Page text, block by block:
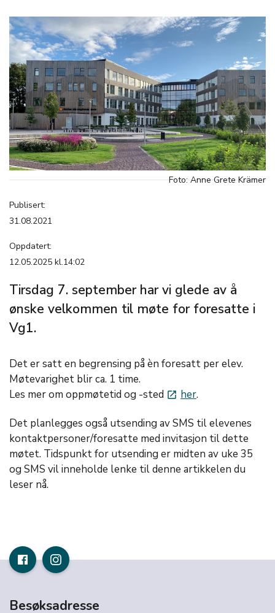
Foto: Anne Grete Krämer
Publisert:
31.08.2021
Oppdatert:
12.05.2025 kl.14:02
Tirsdag 7. september har vi glede av å
ønske velkommen til møte for foresatte i
Vg1.
Det er satt en begrensing på èn foresatt per elev.
Møtevarighet blir ca. 1 time.
Les mer om oppmøtetid og -sted launch her.
Det planlegges også utsending av SMS til elevenes
kontaktpersoner/foresatte med invitasjon til dette
møtet. Tidspunkt for utsending er midten av uke 35
og SMS vil inneholde lenke til denne artikkelen du
leser nå.
Besøksadresse